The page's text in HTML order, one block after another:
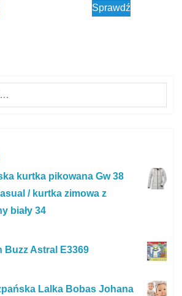
Sprawdź
kurtka pikowana Gw 38
/ kurtka zimowa z
biały 34
Buzz Astral E3369
Lalka Bobas Johana